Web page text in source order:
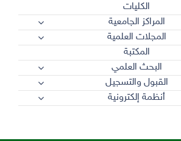
الكليات
المراكز الجامعية
المجلات العلمية
المكتبة
البحث العلمي
القبول والتسجيل
أنظمة إلكترونية